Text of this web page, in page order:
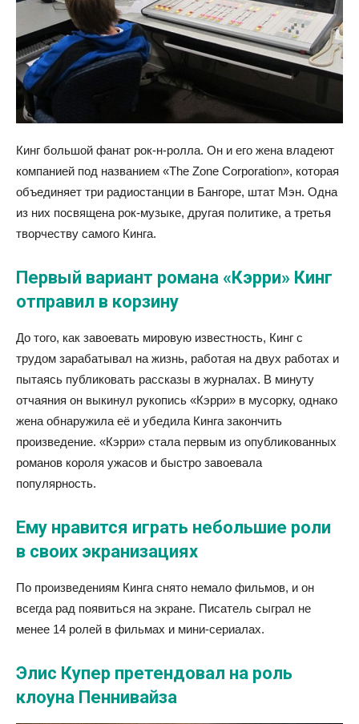
Кинг большой фанат рок-н-ролла. Он и его жена владеют
компанией под названием «The Zone Corporation», которая
объединяет три радиостанции в Бангоре, штат Мэн. Одна
из них посвящена рок-музыке, другая политике, а третья
творчеству самого Кинга.
Первый вариант романа «Кэрри» Кинг
отправил в корзину
До того, как завоевать мировую известность, Кинг с
трудом зарабатывал на жизнь, работая на двух работах и
пытаясь публиковать рассказы в журналах. В минуту
отчаяния он выкинул рукопись «Кэрри» в мусорку, однако
жена обнаружила её и убедила Кинга закончить
произведение. «Кэрри» стала первым из опубликованных
романов короля ужасов и быстро завоевала
популярность.
Ему нравится играть небольшие роли
в своих экранизациях
По произведениям Кинга снято немало фильмов, и он
всегда рад появиться на экране. Писатель сыграл не
менее 14 ролей в фильмах и мини-сериалах.
Элис Купер претендовал на роль
клоуна Пеннивайза